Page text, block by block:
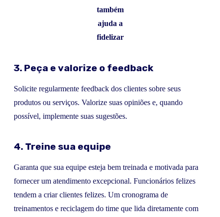
também
ajuda a
fidelizar
3. Peça e valorize o feedback
Solicite regularmente feedback dos clientes sobre seus
produtos ou serviços. Valorize suas opiniões e, quando
possível, implemente suas sugestões.
4. Treine sua equipe
Garanta que sua equipe esteja bem treinada e motivada para
fornecer um atendimento excepcional. Funcionários felizes
tendem a criar clientes felizes. Um cronograma de
treinamentos e reciclagem do time que lida diretamente com